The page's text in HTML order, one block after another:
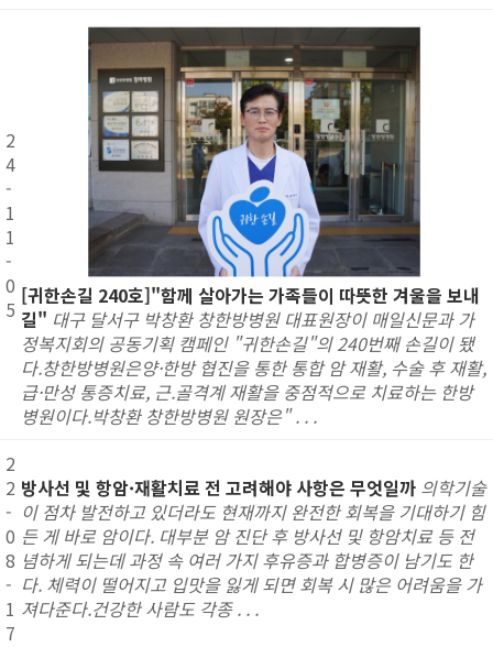
2
4
-
1
1
-
0
5
[귀한손길 240호]"함께 살아가는 가족들이 따뜻한 겨울을 보내
길" 대구 달서구 박창환 창한방병원 대표원장이 매일신문과 가
정복지회의 공동기획 캠페인 "귀한손길"의 240번째 손길이 됐
다.창한방병원은양·한방 협진을 통한 통합 암 재활, 수술 후 재활,
급·만성 통증치료, 근.골격계 재활을 중점적으로 치료하는 한방
병원이다.박창환 창한방병원 원장은" . . .
2
2
-
0
8
-
1
7
방사선 및 항암·재활치료 전 고려해야 사항은 무엇일까 의학기술
이 점차 발전하고 있더라도 현재까지 완전한 회복을 기대하기 힘
든 게 바로 암이다. 대부분 암 진단 후 방사선 및 항암치료 등 전
념하게 되는데 과정 속 여러 가지 후유증과 합병증이 남기도 한
다. 체력이 떨어지고 입맛을 잃게 되면 회복 시 많은 어려움을 가
져다준다.건강한 사람도 각종 . . .